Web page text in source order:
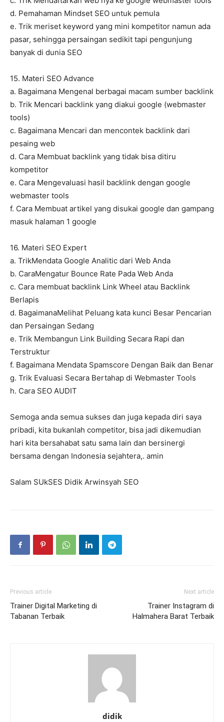
d. Pemahaman Mindset SEO untuk pemula
e. Trik meriset keyword yang mini kompetitor namun ada
pasar, sehingga persaingan sedikit tapi pengunjung
banyak di dunia SEO
15. Materi SEO Advance
a. Bagaimana Mengenal berbagai macam sumber backlink
b. Trik Mencari backlink yang diakui google (webmaster
tools)
c. Bagaimana Mencari dan mencontek backlink dari
pesaing web
d. Cara Membuat backlink yang tidak bisa ditiru
kompetitor
e. Cara Mengevaluasi hasil backlink dengan google
webmaster tools
f. Cara Membuat artikel yang disukai google dan gampang
masuk halaman 1 google
16. Materi SEO Expert
a. TrikMendata Google Analitic dari Web Anda
b. CaraMengatur Bounce Rate Pada Web Anda
c. Cara membuat backlink Link Wheel atau Backlink
Berlapis
d. BagaimanaMelihat Peluang kata kunci Besar Pencarian
dan Persaingan Sedang
e. Trik Membangun Link Building Secara Rapi dan
Terstruktur
f. Bagaimana Mendata Spamscore Dengan Baik dan Benar
g. Trik Evaluasi Secara Bertahap di Webmaster Tools
h. Cara SEO AUDIT
Semoga anda semua sukses dan juga kepada diri saya
pribadi, kita bukanlah competitor, bisa jadi dikemudian
hari kita bersahabat satu sama lain dan bersinergi
bersama dengan Indonesia sejahtera,. amin
Salam SUkSES Didik Arwinsyah SEO
Previous article
Trainer Digital Marketing di
Tabanan Terbaik
Next article
Trainer Instagram di
Halmahera Barat Terbaik
didik